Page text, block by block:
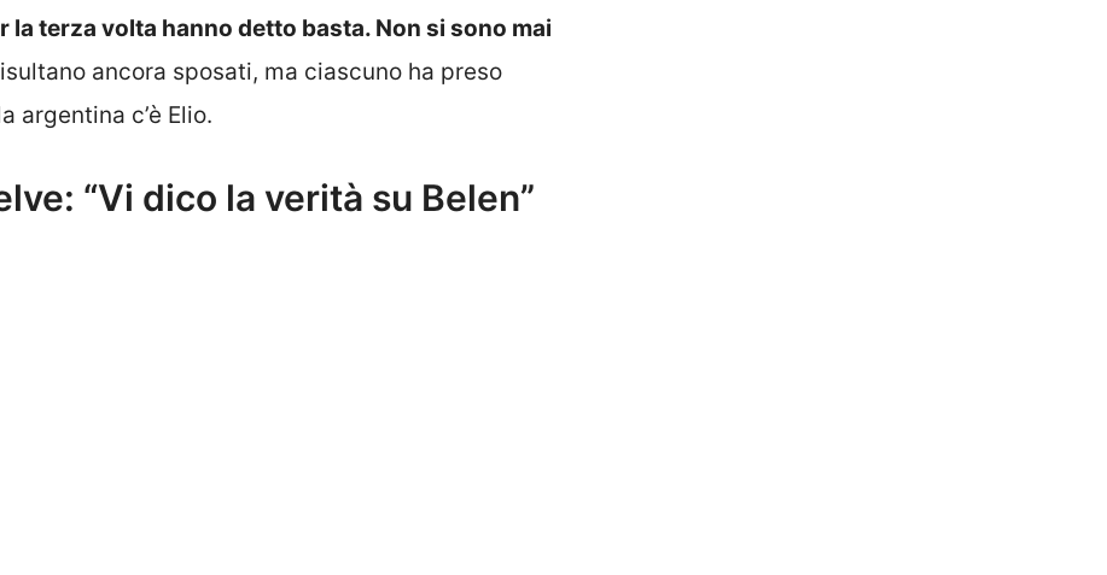
la terza volta hanno detto basta. Non si sono mai
ancora sposati, ma ciascuno ha preso
argentina c’è Elio.
“Vi dico la verità su Belen”